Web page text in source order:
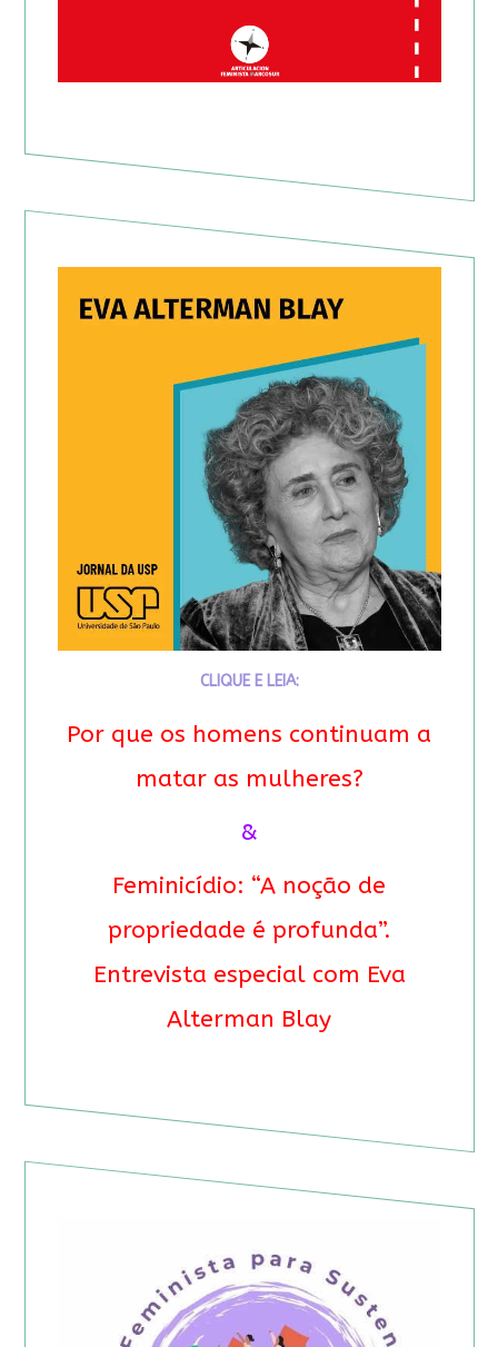
CLIQUE E LEIA:
Por que os homens continuam a
matar as mulheres?
&
Feminicídio: “A noção de
propriedade é profunda”.
Entrevista especial com Eva
Alterman Blay